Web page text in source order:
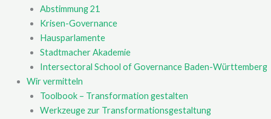
Abstimmung 21
Krisen-Governance
Hausparlamente
Stadtmacher Akademie
Intersectoral School of Governance Baden-Württemberg
Wir vermitteln
Toolbook – Transformation gestalten
Werkzeuge zur Transformationsgestaltung